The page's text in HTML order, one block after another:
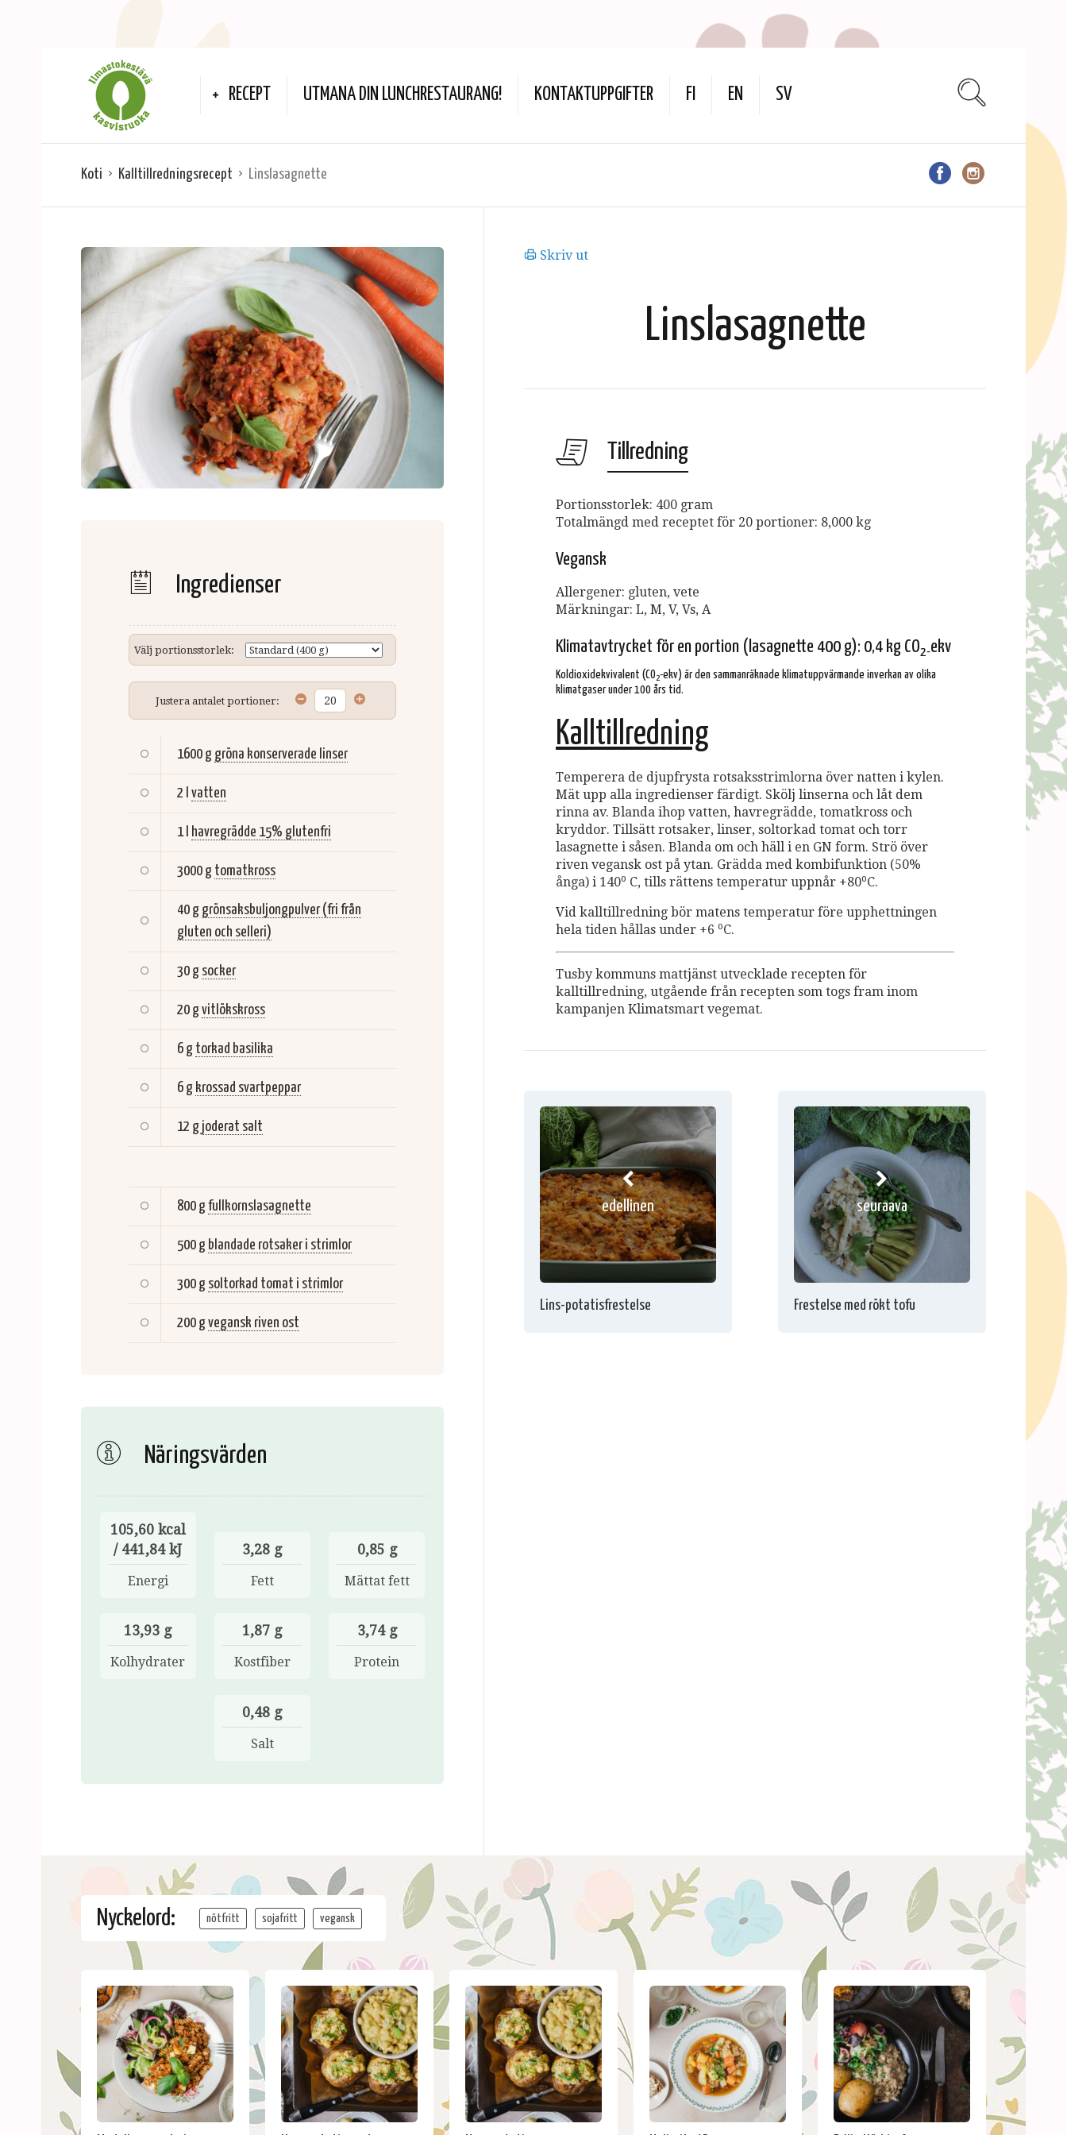
RECEPT UTMANA DIN LUNCHRESTAURANG! KONTAKTUPPGIFTER FI EN SV
Koti Kalltillredningsrecept Linslasagnette
Ingredienser
Välj portionsstorlek:
Justera antalet portioner:
1600 g gröna konserverade linser
2 l vatten
1 l havregrädde 15% glutenfri
3000 g tomatkross
40 g grönsaksbuljongpulver (fri från
gluten och selleri)
30 g socker
20 gvitlökskross
6 g torkad basilika
6 g krossad svartpeppar
12 g joderat salt
800 gfullkornslasagnette
500 g blandade rotsaker i strimlor
300 g soltorkad tomat i strimlor
200 gvegansk riven ost
Näringsvärden
105,60 kcal
/ 441,84 kJ
Energi
3,28 g
Fett
0,85 g
Mättat fett
13,93 g
Kolhydrater
1,87 g
Kostfiber
3,74 g
Protein
0,48 g
Salt
Skriv ut
Linslasagnette
Tillredning
Portionsstorlek: 400 gram
Totalmängd med receptet för 20 portioner: 8,000 kg
Vegansk
Allergener: gluten, vete
Märkningar: L, M, V, Vs, A
Klimatavtrycket för en portion (lasagnette 400 g): 0,4 kg CO2-ekv
Koldioxidekvivalent (CO2-ekv) är den sammanräknade klimatuppvärmande inverkan av olika
klimatgaser under 100 års tid.
Kalltillredning
Temperera de djupfrysta rotsaksstrimlorna över natten i kylen.
Mät upp alla ingredienser färdigt. Skölj linserna och låt dem
rinna av. Blanda ihop vatten, havregrädde, tomatkross och
kryddor. Tillsätt rotsaker, linser, soltorkad tomat och torr
lasagnette i såsen. Blanda om och häll i en GN form. Strö över
riven vegansk ost på ytan. Grädda med kombifunktion (50%
ånga) i 140o C, tills rättens temperatur uppnår +80oC.
Vid kalltillredning bör matens temperatur före upphettningen
hela tiden hållas under +6 oC.
Tusby kommuns mattjänst utvecklade recepten för
kalltillredning, utgående från recepten som togs fram inom
kampanjen Klimatsmart vegemat.
edellinen
Lins-potatisfrestelse
seuraava
Frestelse med rökt tofu
Nyckelord: nötfritt sojafritt vegansk